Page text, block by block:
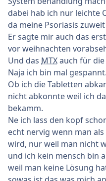
dabei hab ich nur leichte
da meine Psoriasis
Er sagte mir auch das
vor weihnachten
Und das MTXauch für
Naja ich bin mal gespannt.
Ob ich die Tabletten
nicht abkonnte weil ich
bekamm.
Ne ich lass den kopf
echt nervig wenn man
wird, nur weil man nicht
und ich kein mensch bin
weil man keine Lösung